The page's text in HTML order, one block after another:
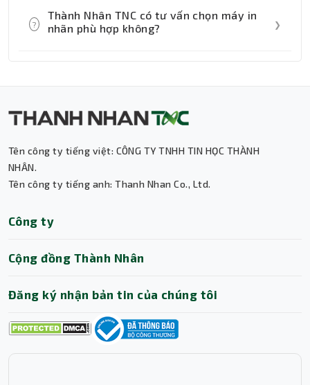
phép in trực tiếp từ nhiều thiết bị khác
nhau.
dễ sử dụng, có phần mềm dán nhãn hỗ trợ
?
Thành Nhân TNC có tư vấn chọn máy in
nhãn phù hợp không?
❯
vận chuyển đến nhãn tài sản và bảng tên.
Tên công ty tiếng việt: CÔNG TY TNHH TIN HỌC THÀNH
NHÂN.
Tên công ty tiếng anh: Thanh Nhan Co., Ltd.
Công ty
Cộng đồng Thành Nhân
Đăng ký nhận bản tin của chúng tôi
Trợ lý AI • Phản hồi tức thì